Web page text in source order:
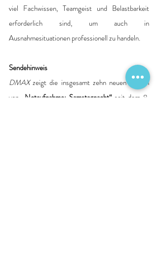
viel Fachwissen, Teamgeist und Belastbarkeit
erforderlich sind, um auch in
Ausnahmesituationen professionell zu handeln.
Sendehinweis
DMAX zeigt die insgesamt zehn neuen Folgen
von
„Notaufnahme: Samstagnacht“ seit dem 8.